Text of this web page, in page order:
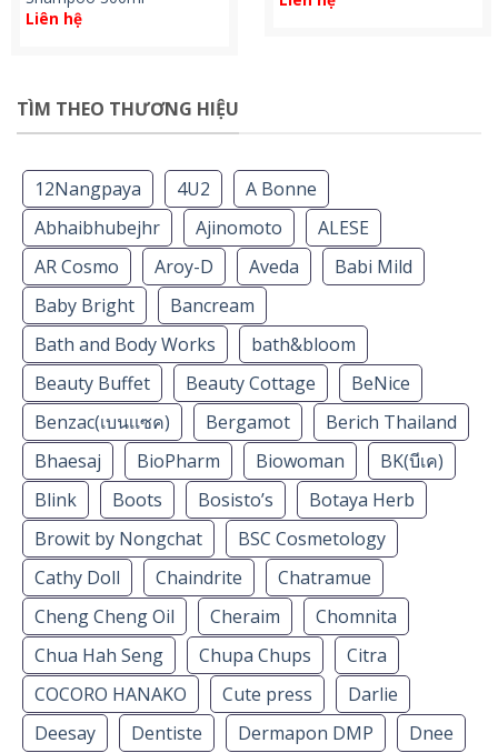
Liên hệ
TÌM THEO THƯƠNG HIỆU
12Nangpaya 4U2
A Bonne
Abhaibhubejhr
Ajinomoto
ALESE
AR Cosmo
Aroy-D Aveda
Babi Mild
Baby Bright
Bancream
Bath and Body Works
bath&bloom
Beauty Buffet
Beauty Cottage
BeNice
Benzac(เบนเเซค)
Bergamot
Berich Thailand
Bhaesaj
BioPharm Biowoman
BK(บีเค)
Blink
Boots Bosisto’s
Botaya Herb
Browit by Nongchat
BSC Cosmetology
Cathy Doll
Chaindrite
Chatramue
Cheng Cheng Oil
Cheraim
Chomnita
Chua Hah Seng
Chupa Chups
Citra
COCORO HANAKO
Cute press
Darlie
Deesay
Dentiste Dermapon DMP Dnee